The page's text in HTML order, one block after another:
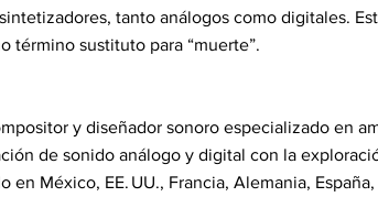
tanto análogos como digitales.
término sustituto para “muerte”.
y diseñador sonoro especializado en
de sonido análogo y digital con la
en México, EE. UU., Francia, Alemania,